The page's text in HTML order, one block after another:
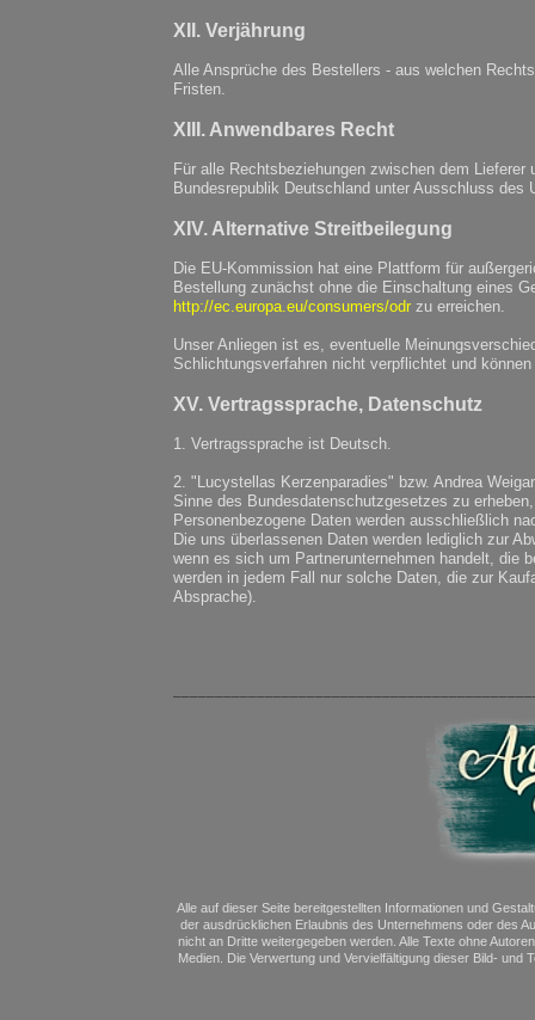
XII. Verjährung
Alle Ansprüche des Bestellers - aus welchen
Fristen.
XIII. Anwendbares Recht
Für alle Rechtsbeziehungen zwischen dem
Bundesrepublik Deutschland unter Ausschluss des
XIV. Alternative Streitbeilegung
Die EU-Kommission hat eine Plattform für
Bestellung zunächst ohne die Einschaltung eines
http://ec.europa.eu/consumers/odr zu erreichen.
Unser Anliegen ist es, eventuelle
Schlichtungsverfahren nicht verpflichtet und
XV. Vertragssprache, Datenschutz
1. Vertragssprache ist Deutsch.
2. "Lucystellas Kerzenparadies" bzw. Andrea
Sinne des Bundesdatenschutzgesetzes zu
Personenbezogene Daten werden ausschließlich
Die uns überlassenen Daten werden lediglich zur
wenn es sich um Partnerunternehmen handelt, die
werden in jedem Fall nur solche Daten, die zur
Absprache).
Alle auf dieser Seite bereitgestellten Informationen und
der ausdrücklichen Erlaubnis des Unternehmens oder des
nicht an Dritte weitergegeben werden. Alle Texte ohne
Medien. Die Verwertung und Vervielfältigung dieser Bild-